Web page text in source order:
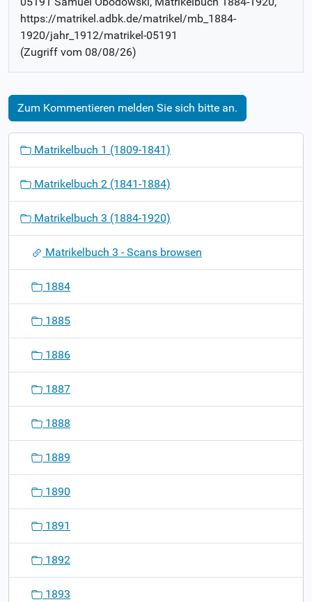
https://matrikel.adbk.de/matrikel/mb_1884-
1920/jahr_1912/matrikel-05191
(Zugriff vom 08/08/26)
Zum Kommentieren melden Sie sich bitte an.
o
Matrikelbuch 1 (1809-1841)
Matrikelbuch 2 (1841-1884)
Matrikelbuch 3 (1884-1920)
Matrikelbuch 3 - Scans browsen
1884
1885
1886
1887
1888
1889
1890
1891
1892
1893